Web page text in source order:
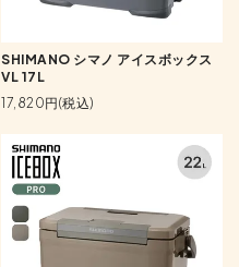
SHIMANO シマノ アイスボックス
VL 17L
17,820円(税込)